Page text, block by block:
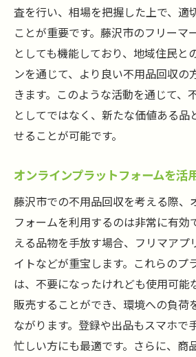
査を行い、相場を把握した上で、適
ことが重要です。藤沢市のフリーマ
としても機能しており、地域住民と
ンを通じて、より良い不用品回収の
きます。このような活動を通じて、
としてではなく、新たな価値ある品
せることが可能です。
オンラインプラットフォームを活
藤沢市での不用品回収を考える際、
フォームを利用するのは非常に有効
える品物を手放す場合、フリマアプ
イトなどが重宝します。これらのプ
は、不要になったけれども使用可能
販売することができ、環境への負荷
ながります。登録や出品もスマホで
忙しい方にも最適です。さらに、商